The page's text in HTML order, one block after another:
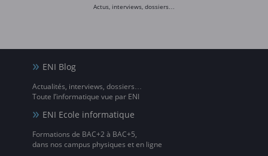
Actus, interviews, dossiers…
ENI Blog
Actualités, interviews, dossiers…
Toute l’informatique vue par ENI
ENI Ecole informatique
Formations de BAC+2 à BAC+5,
dans nos campus physiques et en ligne